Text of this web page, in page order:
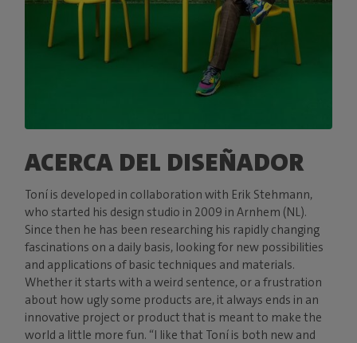
ACERCA DEL DISEÑADOR
Toní is developed in collaboration with Erik Stehmann,
who started his design studio in 2009 in Arnhem (NL).
Since then he has been researching his rapidly changing
fascinations on a daily basis, looking for new possibilities
and applications of basic techniques and materials.
Whether it starts with a weird sentence, or a frustration
about how ugly some products are, it always ends in an
innovative project or product that is meant to make the
world a little more fun. “I like that Toní is both new and